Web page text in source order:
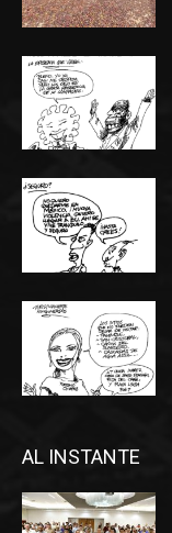
AL INSTANTE